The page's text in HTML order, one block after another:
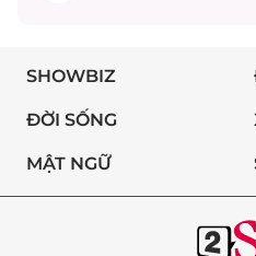
SHOWBIZ
ĐỜI SỐNG
MẬT NGỮ